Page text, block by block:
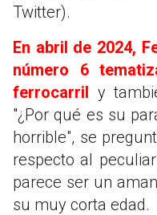
Twitter).
En abril de 2024,
número 6
ferrocarril y
"¿Por qué es su
horrible", se
respecto al
parece ser un
su muy corta edad.